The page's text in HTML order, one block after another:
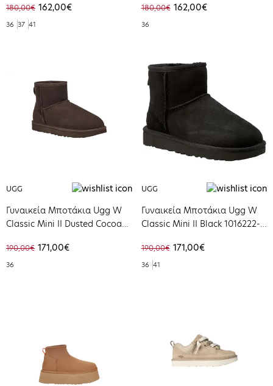
180,00€ 162,00€
36 37 41
180,00€ 162,00€
36
UGG
Γυναικεία Μποτάκια Ugg W
Classic Mini II Dusted Cocoa
190,00€ 171,00€
36
UGG
Γυναικεία Μποτάκια Ugg W
Classic Mini II Black 1016222-
190,00€ 171,00€
36 41